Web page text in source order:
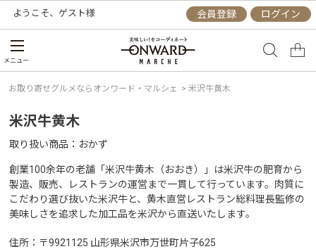
ようこそ、 ゲスト様 会員登録 ログイン
メニュー
お取り寄せグルメならオンワード・マルシェ > 米沢牛黄木
米沢牛黄木
取り扱い商品 おかず
創業100余年の老舗「米沢牛黄木（おおき）」は米沢牛の肥育から
製造、販売、レストランの運営まで一貫して行っています。肉質に
こだわり選び抜いた米沢牛と、黄木直営レストラン総料理長監修の
美味しさを追求した加工品を米沢から直送いたします。
住所 〒9921125 山形県米沢市万世町片子625